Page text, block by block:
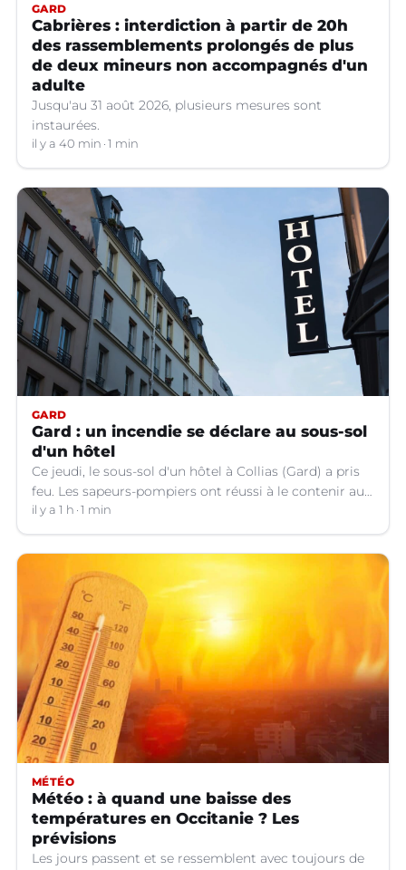
GARD
Cabrières : interdiction à partir de 20h
des rassemblements prolongés de plus
de deux mineurs non accompagnés d'un
adulte
Jusqu'au 31 août 2026, plusieurs mesures sont
instaurées.
il y a 40 min 1 min
GARD
Gard : un incendie se déclare au sous-sol
d'un hôtel
Ce jeudi, le sous-sol d'un hôtel à Collias (Gard) a pris
feu. Les sapeurs-pompiers ont réussi à le contenir au
niveau de la buanderie.
il y a 1 h 1 min
MÉTÉO
Météo : à quand une baisse des
températures en Occitanie ? Les
prévisions
Les jours passent et se ressemblent avec toujours de